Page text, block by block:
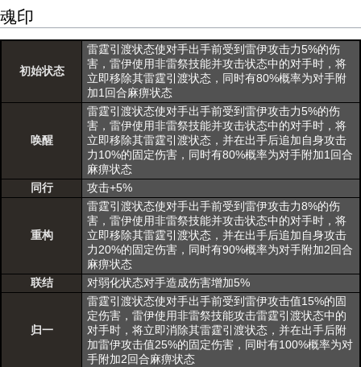
魂印
初始状态
雷霆引渡状态使对手出手前受到雷伊攻击力5%的伤
害，雷伊使用非雷祭技能并攻击状态中的对手时，将
立即移除其雷霆引渡状态，同时有80%概率为对手附
加1回合麻痹状态
唤醒
雷霆引渡状态使对手出手前受到雷伊攻击力5%的伤
害，雷伊使用非雷祭技能并攻击状态中的对手时，将
立即移除其雷霆引渡状态，并在出手后追加自身攻击
力10%的固定伤害，同时有80%概率为对手附加1回合
麻痹状态
同行
攻击+5%
重构
雷霆引渡状态使对手出手前受到雷伊攻击力8%的伤
害，雷伊使用非雷祭技能并攻击状态中的对手时，将
立即移除其雷霆引渡状态，并在出手后追加自身攻击
力20%的固定伤害，同时有90%概率为对手附加2回合
麻痹状态
联结
对弱化状态对手造成伤害增加5%
归一
雷霆引渡状态使对手出手前受到雷伊攻击值15%的固
定伤害，雷伊使用非雷祭技能攻击雷霆引渡状态中的
对手时，将立即消除其雷霆引渡状态，并在出手后附
加雷伊攻击值25%的固定伤害，同时有100%概率为对
手附加2回合麻痹状态